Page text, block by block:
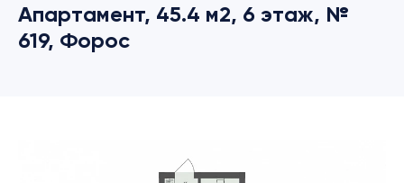
Апартамент, 45.4 м2, 6 этаж, №
619, Форос